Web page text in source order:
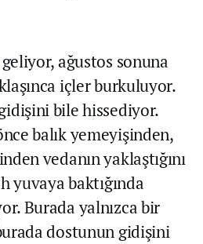
ağustos sonuna
içler burkuluyor.
bile hissediyor.
balık yemeyişinden,
vedanın yaklaştığını
yuvaya baktığında
Burada yalnızca bir
dostunun gidişini